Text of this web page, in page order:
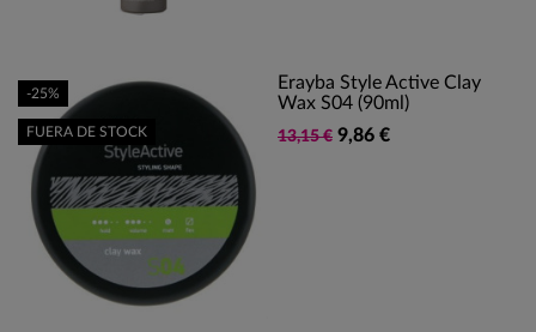
Erayba Style Active Clay
Wax S04 (90ml)
13,15 € 9,86 €
-25%
FUERA DE STOCK